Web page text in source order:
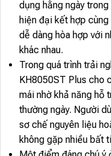
dụng hằng ngày
hiện đại kết hợp
dễ dàng hòa hợp với
khác nhau.
Trong quá trình trải
KH8050ST Plus cho
mái nhờ khả năng hỗ
thường ngày. Người
sơ chế nguyên liệu
không gặp nhiều bất